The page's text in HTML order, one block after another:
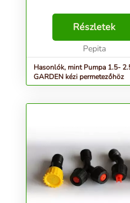
Részletek
Pepita
Hasonlók, mint Pumpa 1.5-
GARDEN kézi permetezőhöz